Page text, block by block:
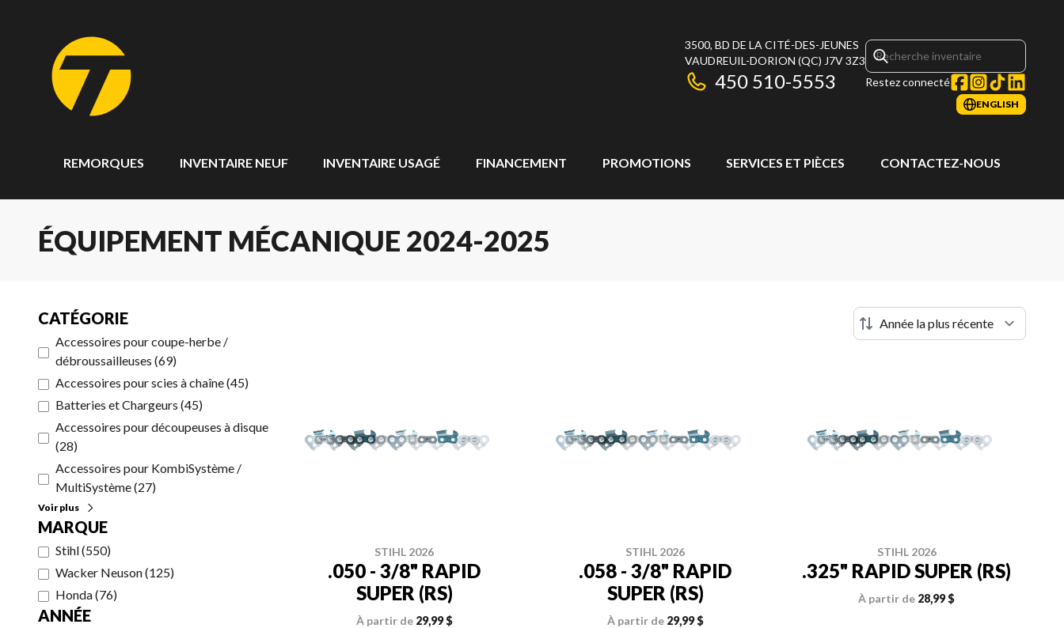
3500, BD DE LA CITÉ-DES-JEUNES
VAUDREUIL-DORION (QC) J7V 3Z3
450 510-5553 Restez connecté
ENGLISH
REMORQUES INVENTAIRE NEUF INVENTAIRE USAGÉ FINANCEMENT PROMOTIONS SERVICES ET PIÈCES CONTACTEZ-NOUS
ÉQUIPEMENT MÉCANIQUE 2024-2025
CATÉGORIE
Accessoires pour coupe-herbe /
débroussailleuses (69)
Accessoires pour scies à chaîne(45)
Batteries et Chargeurs (45)
Accessoires pour découpeuses à disque
(28)
Accessoires pour KombiSystème /
MultiSystème(27)
Voir plus
MARQUE
Stihl(550)
Wacker Neuson(125)
Honda(76)
ANNÉE
STIHL 2026
.050 - 3/8" RAPID
SUPER (RS)
À partir de 29,99 $
STIHL 2026
.058 - 3/8" RAPID
SUPER (RS)
À partir de 29,99 $
STIHL 2026
.325" RAPID SUPER (RS)
À partir de 28,99 $